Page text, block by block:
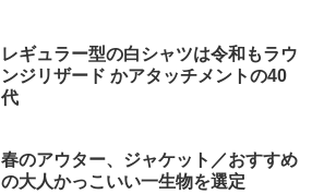
レギュラー型の白シャツは令和もラウ
ンジリザード かアタッチメントの40
代
春のアウター、ジャケット／おすすめ
の大人かっこいい一生物を選定